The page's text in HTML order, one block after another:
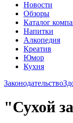
Новости
Обзоры
Каталог
Напитки
Алкопедия
Креатив
Юмор
Кухня
Законодательство
"Сухой